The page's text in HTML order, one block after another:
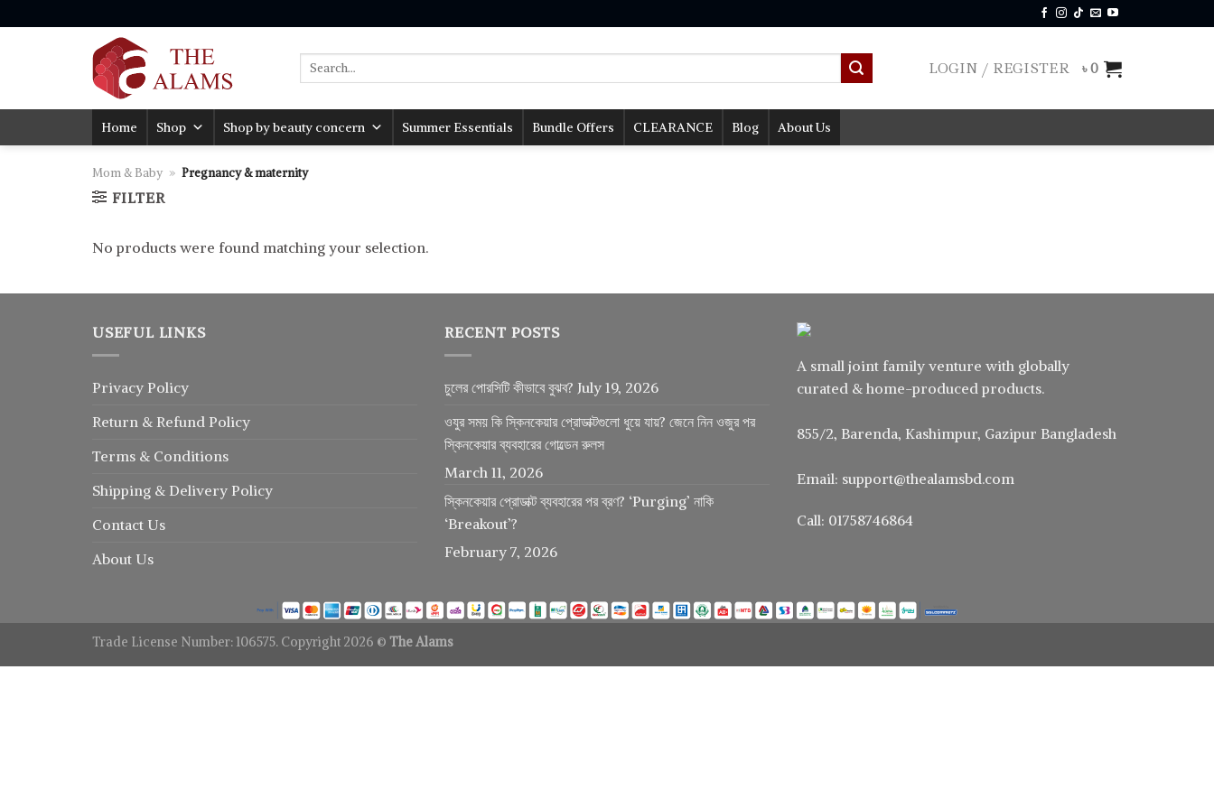
to
Search
LOGIN / REGISTER ৳0
Home Shop Shop by beauty concern Summer Essentials Bundle Offers CLEARANCE Blog About Us
Mom & Baby » Pregnancy & maternity
FILTER
No products were found matching your selection.
USEFUL LINKS
Privacy Policy
Return & Refund Policy
Terms & Conditions
Shipping & Delivery Policy
Contact Us
About Us
RECENT POSTS
চুলের পোরসিটি কীভাবে বুঝব? July 19, 2026
ওযুর সময় কি স্কিনকেয়ার প্রোডাক্টগুলো ধুয়ে যায়? জেনে নিন ওজুর পর
স্কিনকেয়ার ব্যবহারের গোল্ডেন রুলস
March 11, 2026
স্কিনকেয়ার প্রোডাক্ট ব্যবহারের পর ব্রণ? ‘Purging’ নাকি
‘Breakout’?
February 7, 2026
A small joint family venture with globally
curated & home-produced products.
855/2, Barenda, Kashimpur, Gazipur Bangladesh
Email: support@thealamsbd.com
Call: 01758746864
Trade License Number: 106575. Copyright 2026 © The Alams